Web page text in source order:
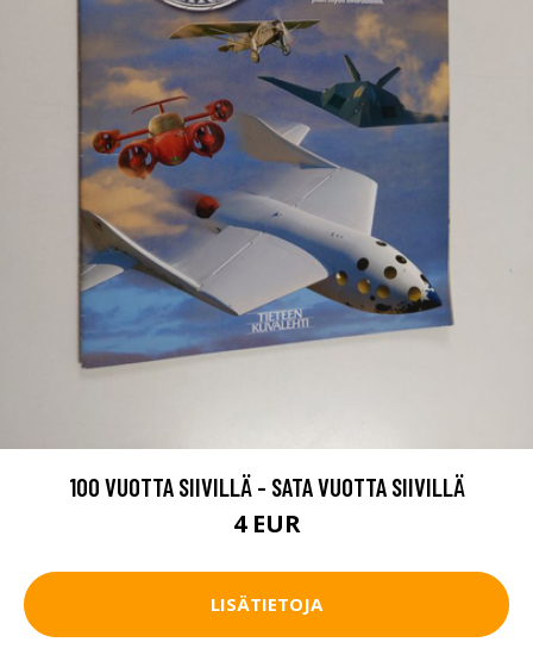
100 VUOTTA SIIVILLÄ - SATA VUOTTA SIIVILLÄ
4 EUR
LISÄTIETOJA